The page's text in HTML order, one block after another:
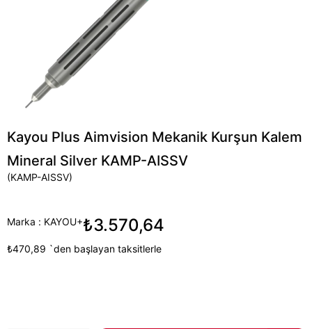
Kayou Plus Aimvision Mekanik Kurşun Kalem
Mineral Silver KAMP-AISSV
(KAMP-AISSV)
Marka : KAYOU+₺3.570,64
₺470,89 `den başlayan taksitlerle